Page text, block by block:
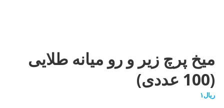
میخ پرچ زیر و رو میانه طلایی
(100 عددی)
ریال۱